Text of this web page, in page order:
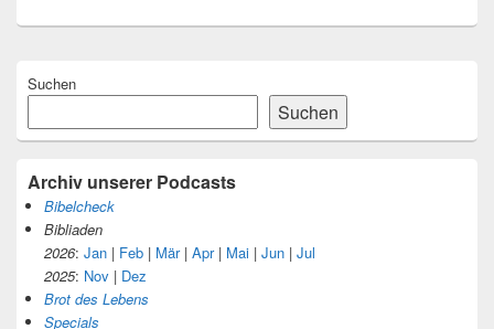
Seitenleisten-
Suchen
Suchen
Archiv unserer Podcasts
Bibelcheck
Bibliaden
2026: Jan | Feb | Mär| Apr| Mai | Jun | Jul
2025: Nov | Dez
Brot des Lebens
Specials